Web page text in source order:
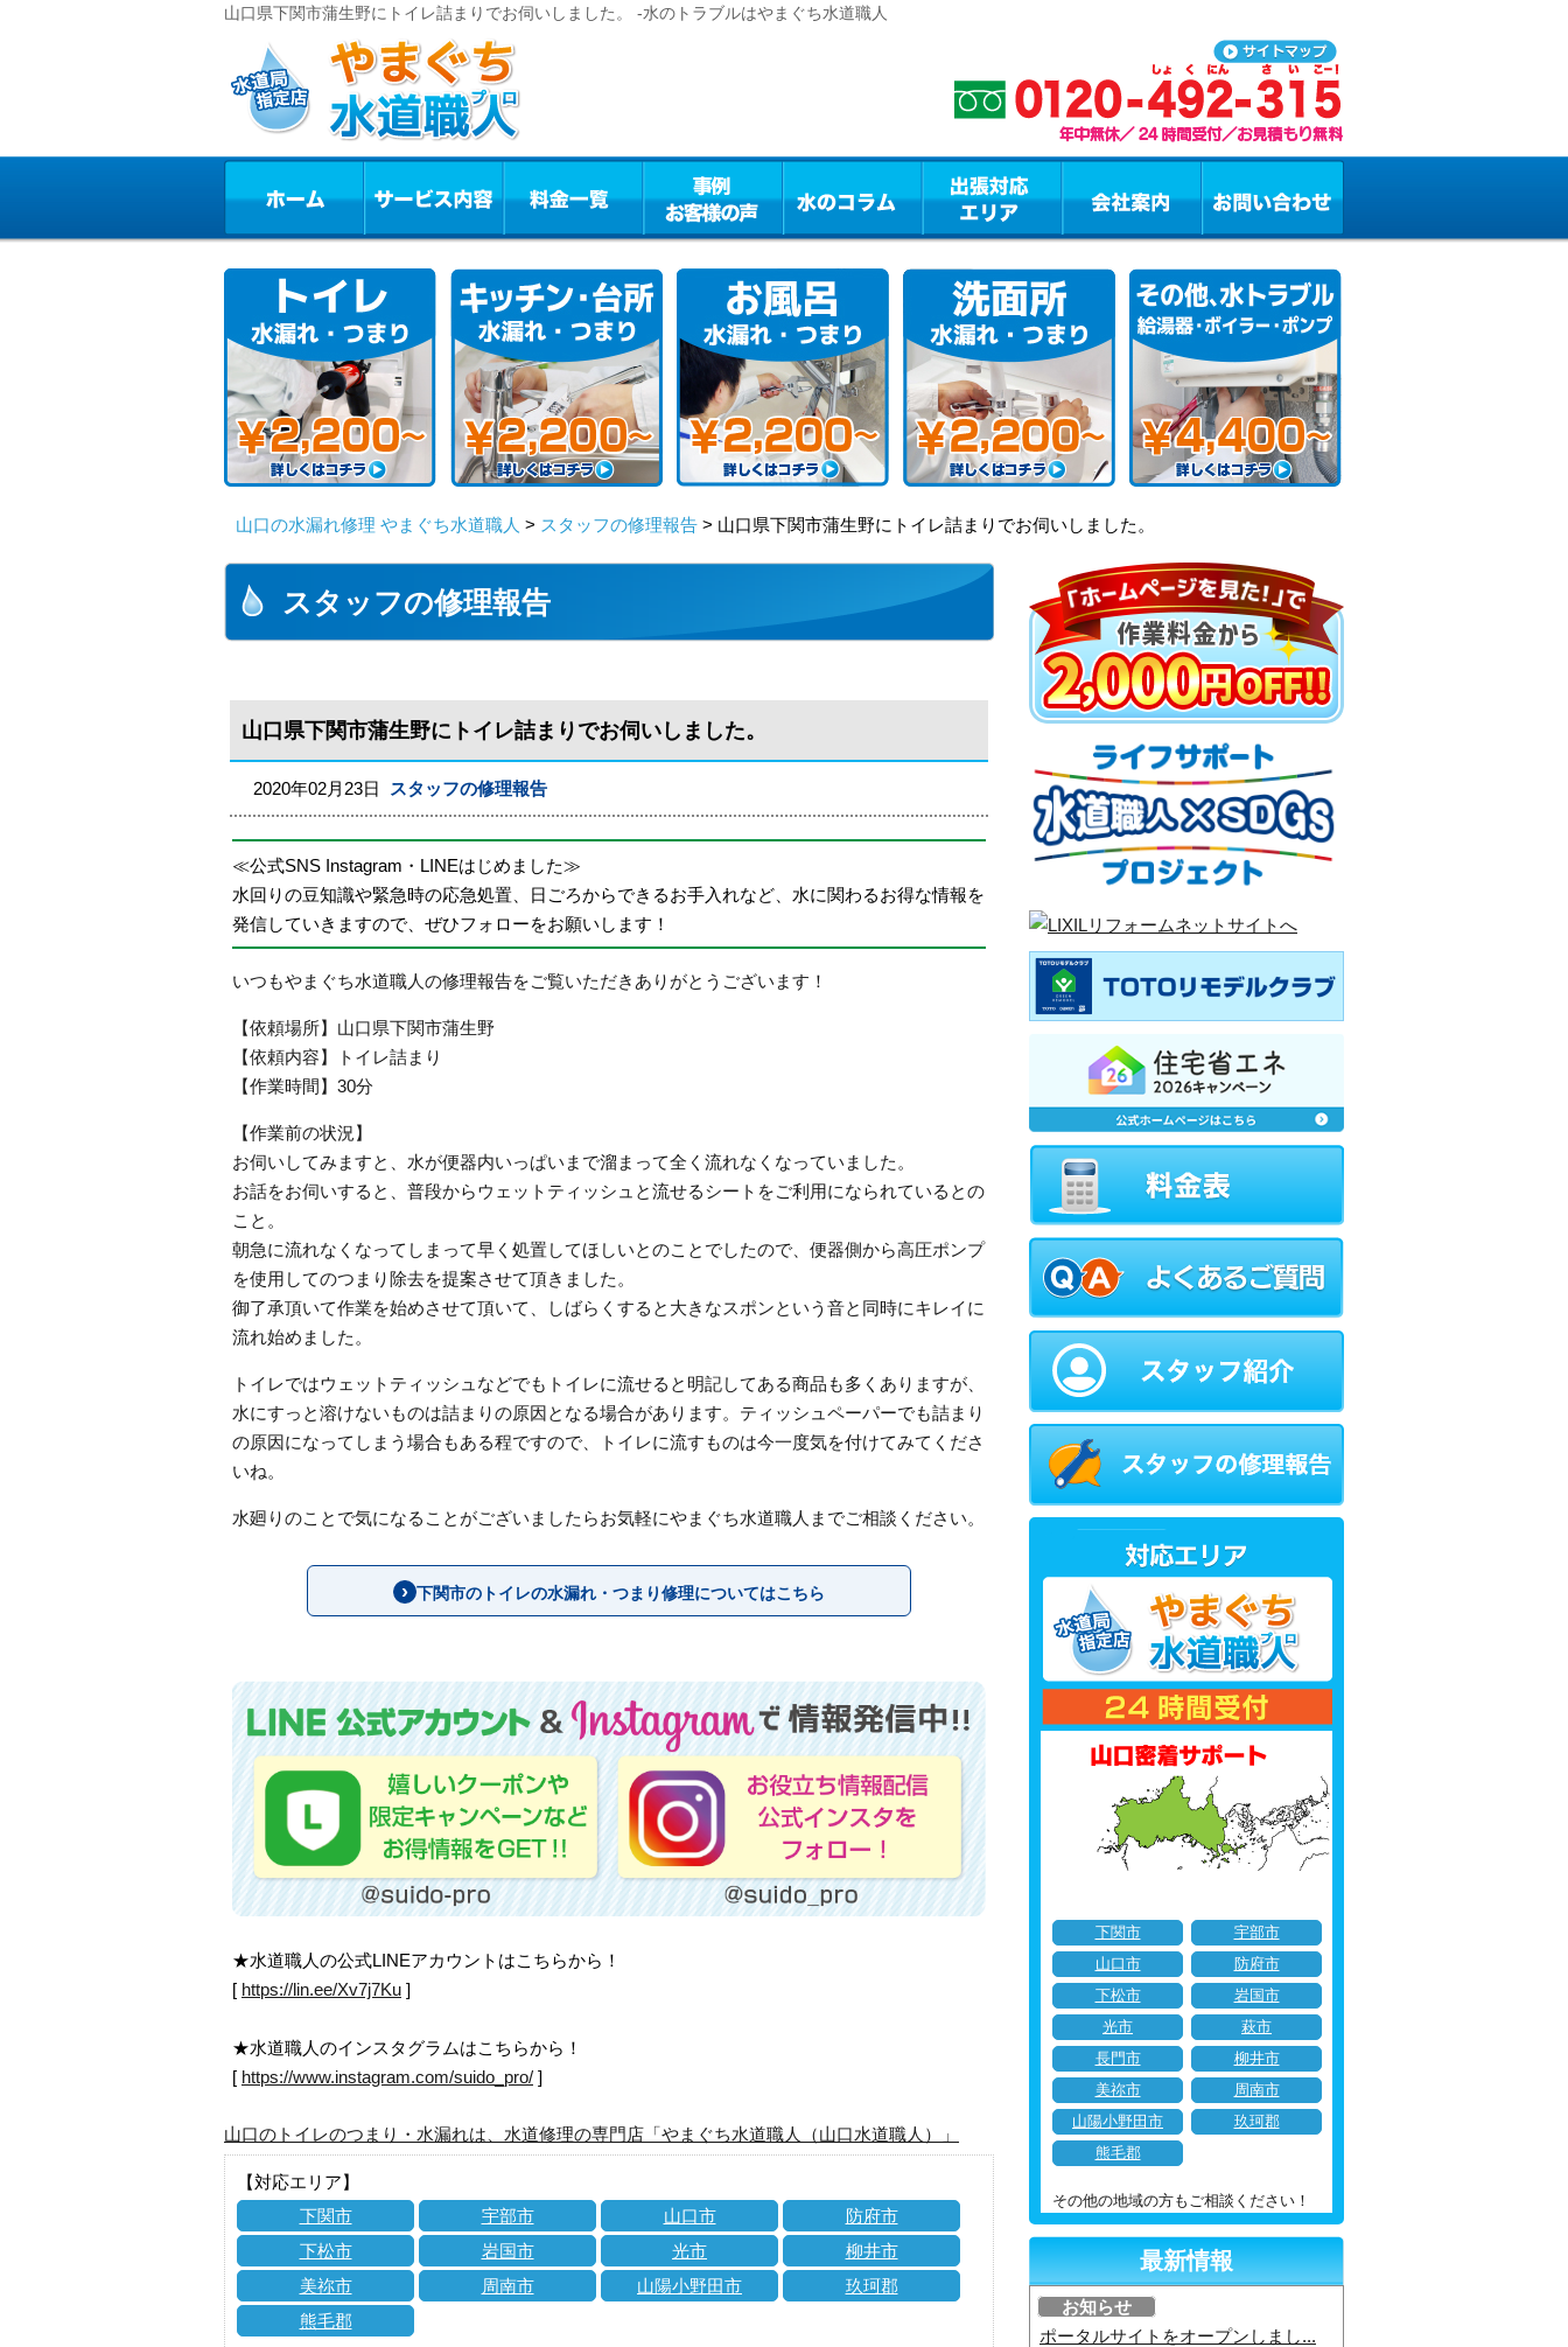
山口県下関市蒲生野にトイレ詰まりでお伺いしました。 -水のトラブルはやまぐち水道職人
山口の水漏れ修理 やまぐち水道職人 > スタッフの修理報告 > 山口県下関市蒲生野にトイレ詰まりでお伺いしました。
スタッフの修理報告
山口県下関市蒲生野にトイレ詰まりでお伺いしました。
2020年02月23日 スタッフの修理報告
≪公式SNS Instagram・LINEはじめました≫
水回りの豆知識や緊急時の応急処置、日ごろからできるお手入れなど、水に関わるお得な情報を
発信していきますので、ぜひフォローをお願いします！
いつもやまぐち水道職人の修理報告をご覧いただきありがとうございます！
【依頼場所】山口県下関市蒲生野
【依頼内容】トイレ詰まり
【作業時間】30分
【作業前の状況】
お伺いしてみますと、水が便器内いっぱいまで溜まって全く流れなくなっていました。
お話をお伺いすると、普段からウェットティッシュと流せるシートをご利用になられているとの
こと。
朝急に流れなくなってしまって早く処置してほしいとのことでしたので、便器側から高圧ポンプ
を使用してのつまり除去を提案させて頂きました。
御了承頂いて作業を始めさせて頂いて、しばらくすると大きなスポンという音と同時にキレイに
流れ始めました。
トイレではウェットティッシュなどでもトイレに流せると明記してある商品も多くありますが、
水にすっと溶けないものは詰まりの原因となる場合があります。ティッシュペーパーでも詰まり
の原因になってしまう場合もある程ですので、トイレに流すものは今一度気を付けてみてくださ
いね。
水廻りのことで気になることがございましたらお気軽にやまぐち水道職人までご相談ください。
下関市のトイレの水漏れ・つまり修理についてはこちら
★水道職人の公式LINEアカウントはこちらから！
[ https://lin.ee/Xv7j7Ku ]
★水道職人のインスタグラムはこちらから！
[ https://www.instagram.com/suido_pro/ ]
山口のトイレのつまり・水漏れは、水道修理の専門店「やまぐち水道職人（山口水道職人）」
【対応エリア】
下関市
宇部市 山口市
防府市
下松市
岩国市 光市
柳井市
美祢市
周南市 山陽小野田市
玖珂郡
熊毛郡
下関市
宇部市
山口市
防府市
下松市
岩国市
光市
萩市
長門市
柳井市
美祢市
周南市
山陽小野田市
玖珂郡
熊毛郡
その他の地域の方もご相談ください！
最新情報
お知らせ
ポータルサイトをオープンしまし...